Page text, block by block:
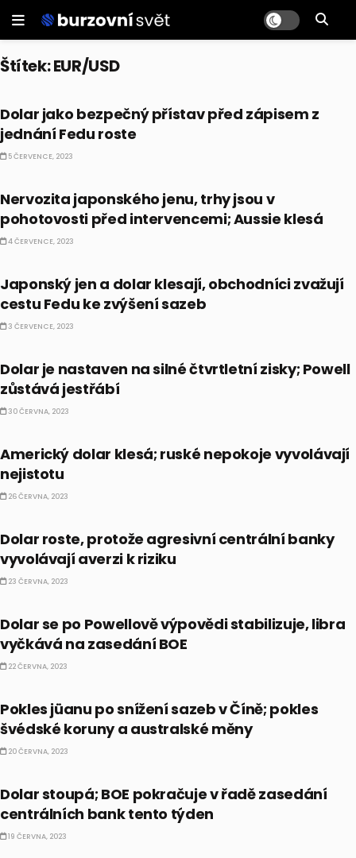
Štítek:EUR/USD
Dolar jako bezpečný přístav před zápisem z
jednání Fedu roste
5 ČERVENCE, 2023
Nervozita japonského jenu, trhy jsou v
pohotovosti před intervencemi; Aussie klesá
4 ČERVENCE, 2023
Japonský jen a dolar klesají, obchodníci zvažují
cestu Fedu ke zvýšení sazeb
3 ČERVENCE, 2023
Dolar je nastaven na silné čtvrtletní zisky; Powell
zůstává jestřábí
30 ČERVNA, 2023
Americký dolar klesá; ruské nepokoje vyvolávají
nejistotu
26 ČERVNA, 2023
Dolar roste, protože agresivní centrální banky
vyvolávají averzi k riziku
23 ČERVNA, 2023
Dolar se po Powellově výpovědi stabilizuje, libra
vyčkává na zasedání BOE
22 ČERVNA, 2023
Pokles jüanu po snížení sazeb v Číně; pokles
švédské koruny a australské měny
20 ČERVNA, 2023
Dolar stoupá; BOE pokračuje v řadě zasedání
centrálních bank tento týden
19 ČERVNA, 2023